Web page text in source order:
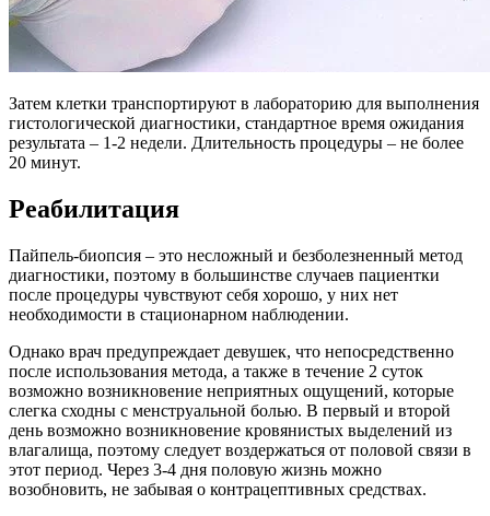
Затем клетки транспортируют в лабораторию для выполнения
гистологической диагностики, стандартное время ожидания
результата – 1-2 недели. Длительность процедуры – не более
20 минут.
Реабилитация
Пайпель-биопсия – это несложный и безболезненный метод
диагностики, поэтому в большинстве случаев пациентки
после процедуры чувствуют себя хорошо, у них нет
необходимости в стационарном наблюдении.
Однако врач предупреждает девушек, что непосредственно
после использования метода, а также в течение 2 суток
возможно возникновение неприятных ощущений, которые
слегка сходны с менструальной болью. В первый и второй
день возможно возникновение кровянистых выделений из
влагалища, поэтому следует воздержаться от половой связи в
этот период. Через 3-4 дня половую жизнь можно
возобновить, не забывая о контрацептивных средствах.